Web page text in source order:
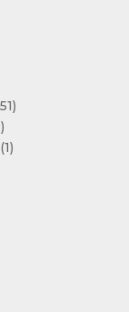
2051
1
producto
11